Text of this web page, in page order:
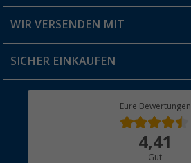
Jobs & Karriere
Versandinformationen
Rücksendung
WIR VERSENDEN MIT
SICHER EINKAUFEN
Eure Bewertungen
4,41
Gut